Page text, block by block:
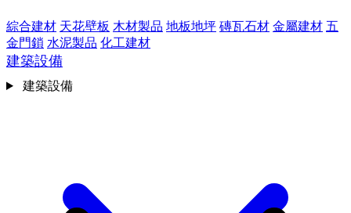
綜合建材 天花壁板 木材製品 地板地坪 磚瓦石材 金屬建材 五
金門鎖 水泥製品 化工建材
建築設備
建築設備